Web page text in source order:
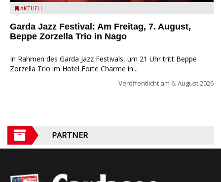
Beppe Zorzella Trio zu Gast beim Garda Jazz Festival
AKTUELL
Garda Jazz Festival: Am Freitag, 7. August,
Beppe Zorzella Trio in Nago
In Rahmen des Garda Jazz Festivals, um 21 Uhr tritt Beppe
Zorzella Trio im Hotel Forte Charme in...
Veröffentlicht am 6. August 2026
PARTNER